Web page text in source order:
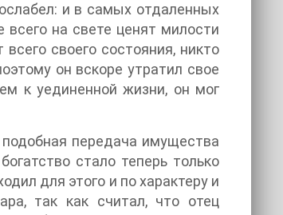
и в самых отдаленных
всего на свете ценят милости
своего состояния, никто
он вскоре утратил свое
к уединенной жизни, он мог
передача имущества
стало теперь только
для этого и по характеру и
так как считал, что отец